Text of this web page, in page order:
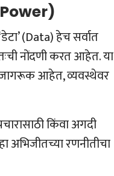
(Data) हेच सर्वात
नोंदणी करत आहेत. या
जागरूक आहेत, व्यवस्थेवर
किंवा अगदी
अभिजीतच्या रणनीतीचा